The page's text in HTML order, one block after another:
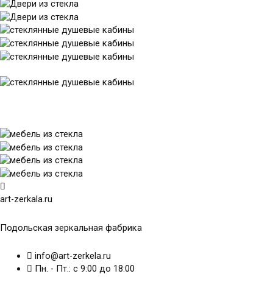
art-zerkala.ru
Подольская зеркальная фабрика
info@art-zerkela.ru
Пн. - Пт.: с 9:00 до 18:00